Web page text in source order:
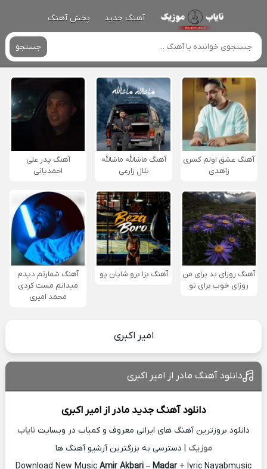
آهنگ جدید پخش آهنگ
جستجو
آهنگ عشق اولم کسری
زاهدی
آهنگ ماشالله ماشالله
بلال زارعی
آهنگ پدر علی
احمدیانی
آهنگ روزای بد برای من
روزای خوب برای تو
آهنگ بزا برو شایان یو
آهنگ شمارتم دیدم
میدانم مست کردی
محمد امیری
امیر اکبری
دانلود آهنگ مادر از امیر اکبری
دانلود آهنگ جدید مادر ازامیر اکبری
دانلود بروزترین آهنگ های ایرانی معروف و کمیاب در وبسایت نایاب
موزیک | دسترسی به بزرگترین آرشیو آهنگ ها
Download New Music Amir Akbari – Madar + lyric Nayabmusic